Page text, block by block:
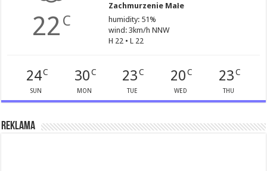
22 C
Zachmurzenie Małe
humidity: 51%
wind: 3km/h NNW
H 22 • L 22
24C
SUN
30C
MON
23 C
TUE
20C
WED
23C
THU
Reklama